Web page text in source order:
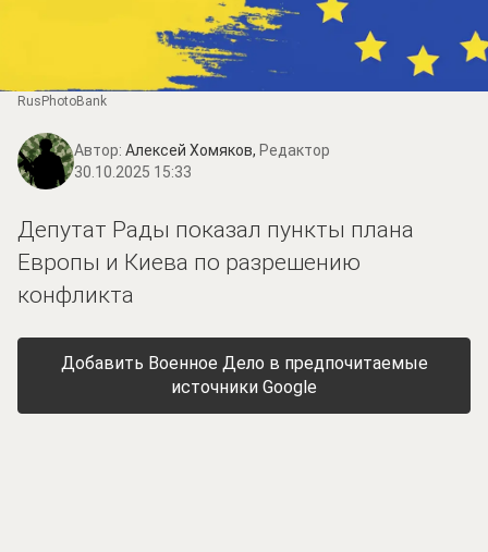
RusPhotoBank
Автор: Алексей Хомяков, Редактор
30.10.2025 15:33
Депутат Рады показал пункты плана
Европы и Киева по разрешению
конфликта
Добавить Военное Дело в предпочитаемые
источники Google